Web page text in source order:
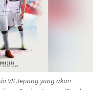
VS Jepang yang akan